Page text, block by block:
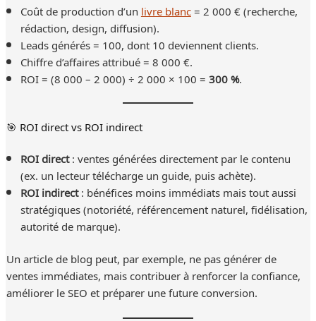
Coût de production d’un livre blanc= 2 000 € (recherche,
rédaction, design, diffusion).
Leads générés = 100, dont 10 deviennent clients.
Chiffre d’affaires attribué = 8 000 €.
ROI = (8 000 – 2 000) ÷ 2 000 × 100 =300 %.
🎯 ROI direct vs ROI indirect
ROI direct: ventes générées directement par le contenu
(ex. un lecteur télécharge un guide, puis achète).
ROI indirect: bénéfices moins immédiats mais tout aussi
stratégiques (notoriété, référencement naturel, fidélisation,
autorité de marque).
Un article de blog peut, par exemple, ne pas générer de
ventes immédiates, mais contribuer à renforcer la confiance,
améliorer le SEO et préparer une future conversion.